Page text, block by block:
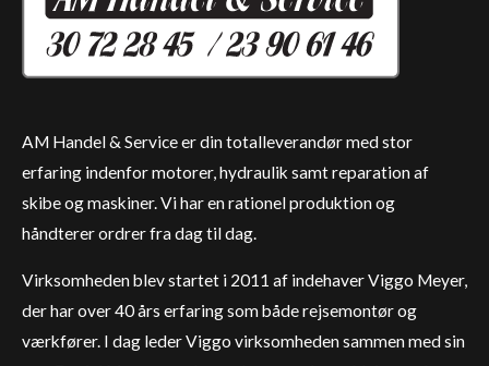
AM Handel & Service er din totalleverandør med stor
erfaring indenfor motorer, hydraulik samt reparation af
skibe og maskiner. Vi har en rationel produktion og
håndterer ordrer fra dag til dag.
Virksomheden blev startet i 2011 af indehaver Viggo Meyer,
der har over 40 års erfaring som både rejsemontør og
værkfører. I dag leder Viggo virksomheden sammen med sin